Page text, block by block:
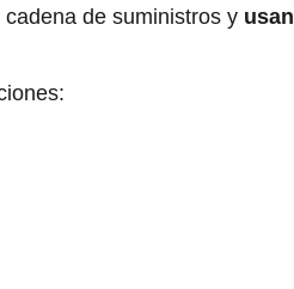
cadena de suministros y usan